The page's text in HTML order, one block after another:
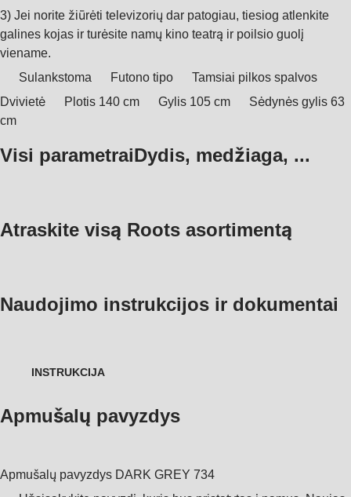
3) Jei norite žiūrėti televizorių dar patogiau, tiesiog atlenkite
galines kojas ir turėsite namų kino teatrą ir poilsio guolį
viename.
Sulankstoma
Futono tipo
Tamsiai pilkos spalvos
Dvivietė
Plotis 140 cm Gylis 105 cm
Sėdynės gylis 63
cm
Visi parametraiDydis, medžiaga, ...
Atraskite visą Roots asortimentą
Naudojimo instrukcijos ir dokumentai
INSTRUKCIJA
Apmušalų pavyzdys
Apmušalų pavyzdys DARK GREY 734